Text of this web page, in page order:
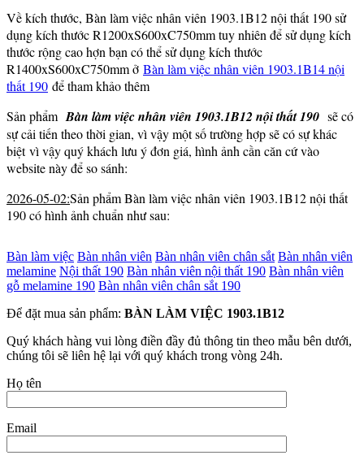
Về kích thước, Bàn làm việc nhân viên 1903.1B12 nội thất 190 sử
dụng kích thước R1200xS600xC750mm tuy nhiên để sử dụng kích
thước rộng cao hợn bạn có thể sử dụng kích thước
R1400xS600xC750mm ở Bàn làm việc nhân viên 1903.1B14 nội
thất 190 để tham khảo thêm
Sản phẩm Bàn làm việc nhân viên 1903.1B12 nội thất 190 sẽ có
sự cải tiến theo thời gian, vì vậy một số trường hợp sẽ có sự khác
biệt vì vậy quý khách lưu ý đơn giá, hình ảnh cần căn cứ vào
website này để so sánh:
2026-05-02:Sản phẩm Bàn làm việc nhân viên 1903.1B12 nội thất
190 có hình ảnh chuẩn như sau:
Bàn làm việc Bàn nhân viên Bàn nhân viên chân sắt Bàn nhân viên
melamine Nội thất 190 Bàn nhân viên nội thất 190 Bàn nhân viên
gỗ melamine 190 Bàn nhân viên chân sắt 190
Để đặt mua sản phẩm: BÀN LÀM VIỆC 1903.1B12
Quý khách hàng vui lòng điền đầy đủ thông tin theo mẫu bên dưới,
chúng tôi sẽ liên hệ lại với quý khách trong vòng 24h.
Họ tên
Email